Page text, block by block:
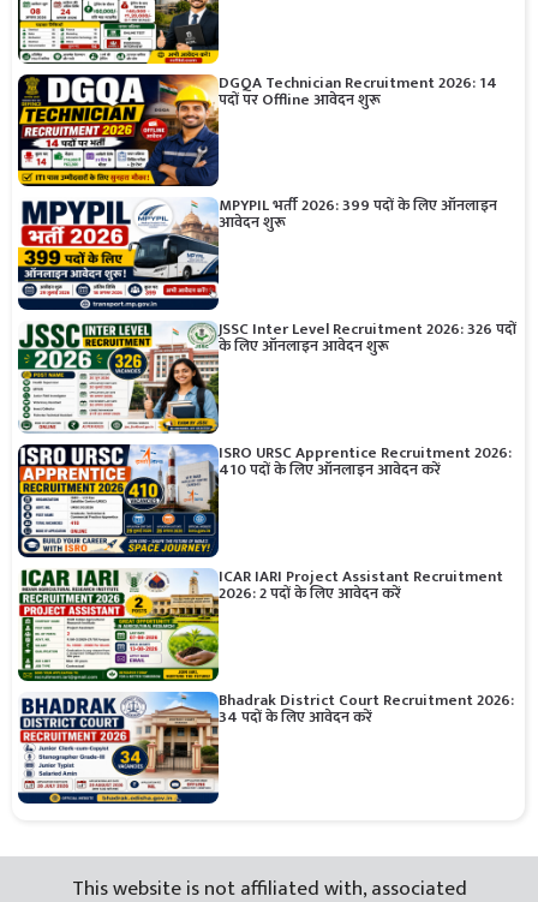
DGQA Technician Recruitment 2026: 14
पदों पर Offline आवेदन शुरू
MPYPIL भर्ती 2026: 399 पदों के लिए ऑनलाइन
आवेदन शुरू
JSSC Inter Level Recruitment 2026: 326 पदों
के लिए ऑनलाइन आवेदन शुरू
ISRO URSC Apprentice Recruitment 2026:
410 पदों के लिए ऑनलाइन आवेदन करें
ICAR IARI Project Assistant Recruitment
2026: 2 पदों के लिए आवेदन करें
Bhadrak District Court Recruitment 2026:
34 पदों के लिए आवेदन करें
This website is not affiliated with, associated